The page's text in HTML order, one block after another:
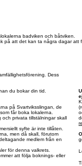
badviken och båtviken.
på att det kan ta några dagar att
Dess
du bokar din tid.
på Svartviksslingan, de
får boka lokalerna.
och privata tillstälningar skall
syfte är inte tillåten.
men då skall, förutom
medlem från en
för denna valkrets.
att följa boknings- eller